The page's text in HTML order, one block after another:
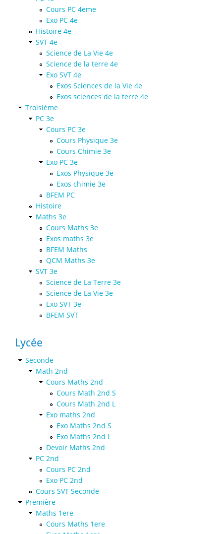
Cours PC 4eme
Exo PC 4e
Histoire 4e
SVT 4e
Science de La Vie 4e
Science de la terre 4e
Exo SVT 4e
Exos Sciences de la Vie 4e
Exos sciences de la terre 4e
Troisième
PC 3e
Cours PC 3e
Cours Physique 3e
Cours Chimie 3e
Exo PC 3e
Exos Physique 3e
Exos chimie 3e
BFEM PC
Histoire
Maths 3e
Cours Maths 3e
Exos maths 3e
BFEM Maths
QCM Maths 3e
SVT 3e
Science de La Terre 3e
Science de La Vie 3e
Exo SVT 3e
BFEM SVT
Lycée
Seconde
Math 2nd
Cours Maths 2nd
Cours Math 2nd S
Cours Math 2nd L
Exo maths 2nd
Exo Maths 2nd S
Exo Maths 2nd L
Devoir Maths 2nd
PC 2nd
Cours PC 2nd
Exo PC 2nd
Cours SVT Seconde
Première
Maths 1ere
Cours Maths 1ere